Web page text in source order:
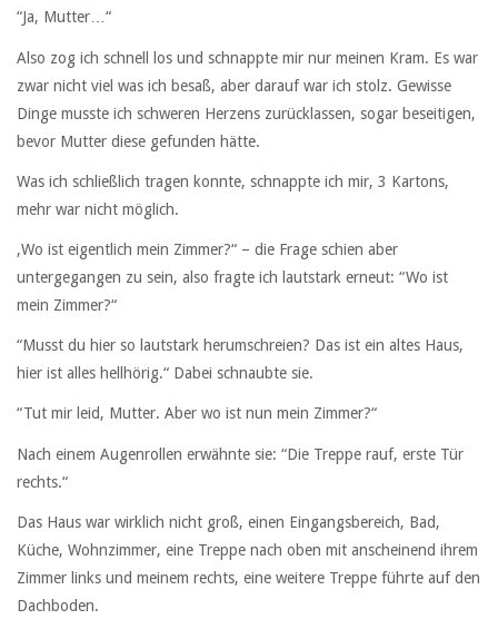
“Ja, Mutter…“
Also zog ich schnell los und schnappte mir nur meinen Kram. Es war
zwar nicht viel was ich besaß, aber darauf war ich stolz. Gewisse
Dinge musste ich schweren Herzens zurücklassen, sogar beseitigen,
bevor Mutter diese gefunden hätte.
Was ich schließlich tragen konnte, schnappte ich mir, 3 Kartons,
mehr war nicht möglich.
‚Wo ist eigentlich mein Zimmer?“ – die Frage schien aber
untergegangen zu sein, also fragte ich lautstark erneut: “Wo ist
mein Zimmer?“
“Musst du hier so lautstark herumschreien? Das ist ein altes Haus,
hier ist alles hellhörig.“ Dabei schnaubte sie.
“Tut mir leid, Mutter. Aber wo ist nun mein Zimmer?“
Nach einem Augenrollen erwähnte sie: “Die Treppe rauf, erste Tür
rechts.“
Das Haus war wirklich nicht groß, einen Eingangsbereich, Bad,
Küche, Wohnzimmer, eine Treppe nach oben mit anscheinend ihrem
Zimmer links und meinem rechts, eine weitere Treppe führte auf den
Dachboden.